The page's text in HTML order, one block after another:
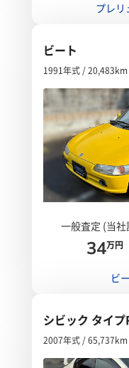
プレリ
ビート
1991年式 /
一般査定 (当社
34万円
ビ
シビック タイプ
2007年式 /